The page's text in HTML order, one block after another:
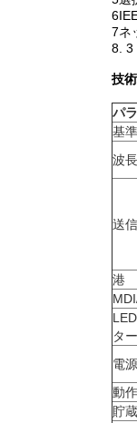
7ネ
8. 3
技
パ
基準
波長
送
港
ター
電源
動
貯